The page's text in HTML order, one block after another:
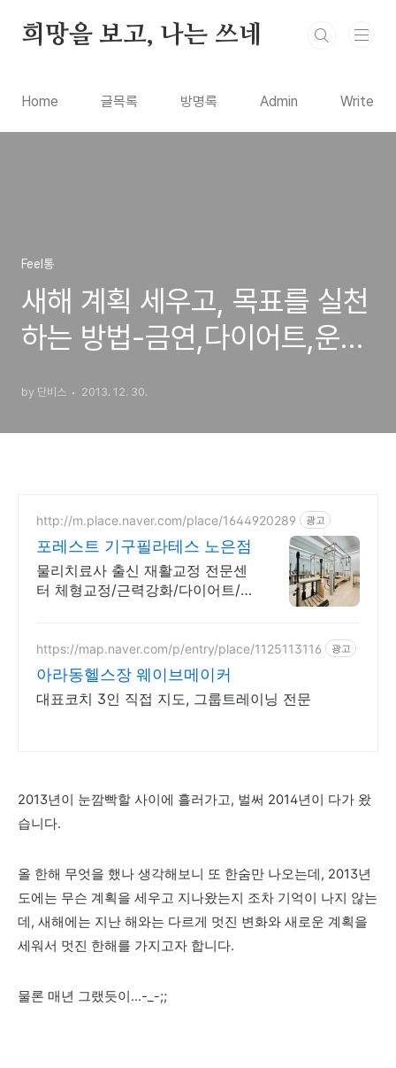
희망을 보고, 나는 쓰네
Home 글목록 방명록 Admin Write
Feel통
새해 계획 세우고, 목표를 실천
하는 방법-금연,다이어트,운동,
by 단비스 2013. 12. 30.
http://m.place.naver.com/place/1644920289 광고
포레스트 기구필라테스 노은점
물리치료사 출신 재활교정 전문센
터 체형교정/근력강화/다이어트/
https://map.naver.com/p/entry/place/1125113116 광고
아라동헬스장 웨이브메이커
대표코치 3인 직접 지도, 그룹트레이닝 전문
2013년이 눈깜빡할 사이에 흘러가고, 벌써 2014년이 다가 왔
습니다.
올 한해 무엇을 했나 생각해보니 또 한숨만 나오는데, 2013년
도에는 무슨 계획을 세우고 지나왔는지 조차 기억이 나지 않는
데, 새해에는 지난 해와는 다르게 멋진 변화와 새로운 계획을
세워서 멋진 한해를 가지고자 합니다.
물론 매년 그랬듯이...-_-;;